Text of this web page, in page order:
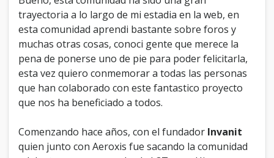
trayectoria a lo largo de mi estadia en la web, en
esta comunidad aprendi bastante sobre foros y
muchas otras cosas, conoci gente que merece la
pena de ponerse uno de pie para poder felicitarla,
esta vez quiero conmemorar a todas las personas
que han colaborado con este fantastico proyecto
que nos ha beneficiado a todos.
Comenzando hace años, con el fundador Invanit
quien junto con Aeroxis fue sacando la comunidad